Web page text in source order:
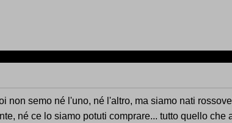
non semo né l'uno, né l'altro, ma siamo nati
né ce lo siamo potuti comprare... tutto quello